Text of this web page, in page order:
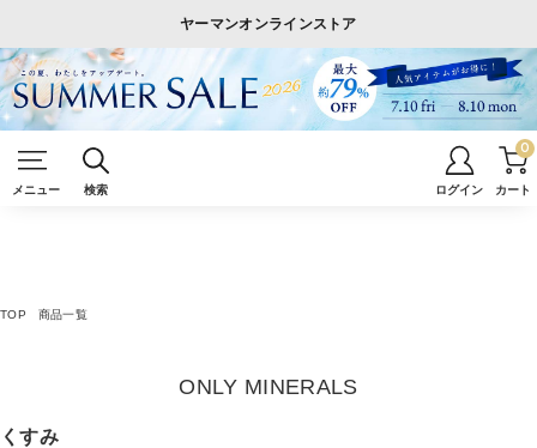
ヤーマンオンラインストア
メニュー 検索 ログイン カート
0
TOP 商品一覧
ONLY MINERALS
くすみ